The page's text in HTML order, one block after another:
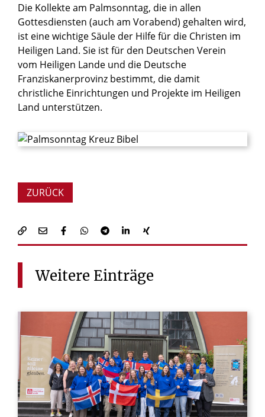
Die Kollekte am Palmsonntag, die in allen
Gottesdiensten (auch am Vorabend) gehalten wird,
ist eine wichtige Säule der Hilfe für die Christen im
Heiligen Land. Sie ist für den Deutschen Verein
vom Heiligen Lande und die Deutsche
Franziskanerprovinz bestimmt, die damit
christliche Einrichtungen und Projekte im Heiligen
Land unterstützen.
ZURÜCK
Weitere Einträge